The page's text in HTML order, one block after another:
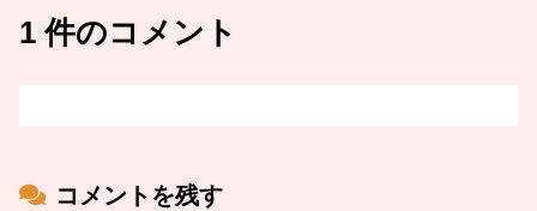
1 件のコメント
コメントを残す